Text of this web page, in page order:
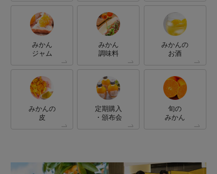
みかん
ジャム
みかん
調味料
みかんの
お酒
みかんの
皮
定期購入
・頒布会
旬の
みかん